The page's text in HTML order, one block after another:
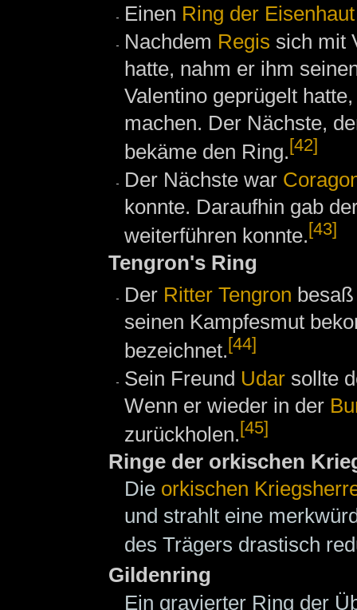
Einen Ring der Eisenhaut
Nachdem Regis sich mit
hatte, nahm er ihm
Valentino geprügelt
machen. Der Nächste,
bekäme den Ring.[42]
Der Nächste war
konnte. Daraufhin gab
weiterführen konnte.[43]
Tengron's Ring
Der Ritter Tengron
seinen Kampfesmut
bezeichnet.[44]
Sein Freund Udar sollte
Wenn er wieder in der
zurückholen.[45]
Ringe der orkischen
Die orkischen
und strahlt eine
des Trägers drastisch
Gildenring
Ein gravierter Ring der